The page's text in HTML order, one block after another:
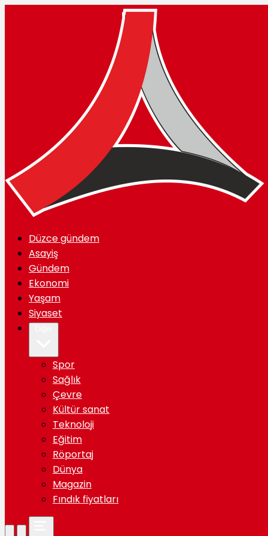
Düzce gündem
Asayiş
Gündem
Ekonomi
Yaşam
Siyaset
Spor
Sağlık
Çevre
Kültür sanat
Teknoloji
Eğitim
Röportaj
Dünya
Magazin
Fındık fiyatları